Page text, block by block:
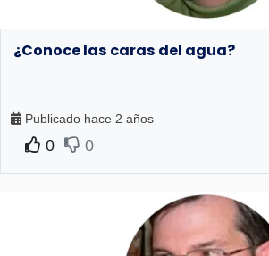
¿Conoce las caras del agua?
Publicado hace 2 años
0 0